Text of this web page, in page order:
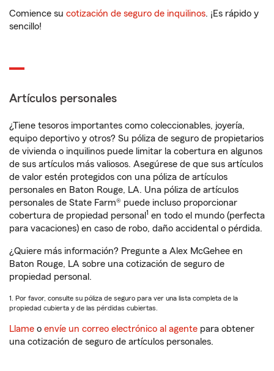
Comience su cotización de seguro de inquilinos. ¡Es rápido y
sencillo!
Artículos personales
¿Tiene tesoros importantes como coleccionables, joyería,
equipo deportivo y otros? Su póliza de seguro de propietarios
de vivienda o inquilinos puede limitar la cobertura en algunos
de sus artículos más valiosos. Asegúrese de que sus artículos
de valor estén protegidos con una póliza de artículos
personales en Baton Rouge, LA. Una póliza de artículos
personales de State Farm® puede incluso proporcionar
cobertura de propiedad personal 1 en todo el mundo (perfecta
para vacaciones) en caso de robo, daño accidental o pérdida.
¿Quiere más información? Pregunte a Alex McGehee en
Baton Rouge, LA sobre una cotización de seguro de
propiedad personal.
1. Por favor, consulte su póliza de seguro para ver una lista completa de la
propiedad cubierta y de las pérdidas cubiertas.
Llame o envíe un correo electrónico al agente para obtener
una cotización de seguro de artículos personales.